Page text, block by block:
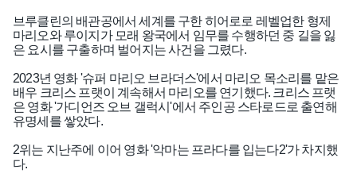
브루클린의 배관공에서 세계를 구한 히어로로 레벨업한 형제
마리오와 루이지가 모래 왕국에서 임무를 수행하던 중 길을 잃
은 요시를 구출하며 벌어지는 사건을 그렸다.
2023년 영화 '슈퍼 마리오 브라더스'에서 마리오 목소리를 맡은
배우 크리스 프랫이 계속해서 마리오를 연기했다. 크리스 프랫
은 영화 '가디언즈 오브 갤럭시'에서 주인공 스타로드로 출연해
유명세를 쌓았다.
2위는 지난주에 이어 영화 '악마는 프라다를 입는다2'가 차지했
다.